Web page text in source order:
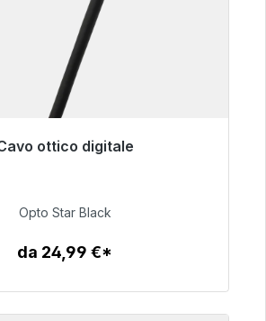
ottico digitale
la spedizione immediata, tempo di
93,00 €
Opto Star Black
da 24,99 €*